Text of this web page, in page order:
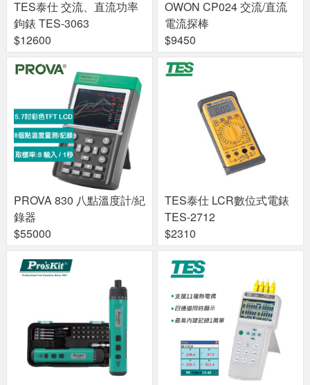
TES泰仕 交流、直流功率
鉤錶 TES-3063
$12600
OWON CP024 交流/直流
電流探棒
$9450
PROVA 830 八點溫度計/紀
錄器
$55000
TES泰仕 LCR數位式電錶
TES-2712
$2310